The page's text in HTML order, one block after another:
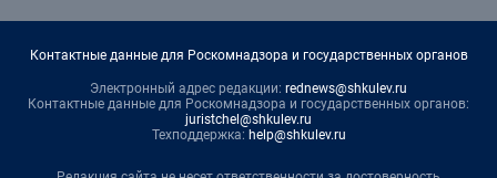
Контактные данные для Роскомнадзора и государственных органов
Электронный адрес редакции: rednews@shkulev.ru
Контактные данные для Роскомнадзора и государственных органов:
juristchel@shkulev.ru
Техподдержка: help@shkulev.ru